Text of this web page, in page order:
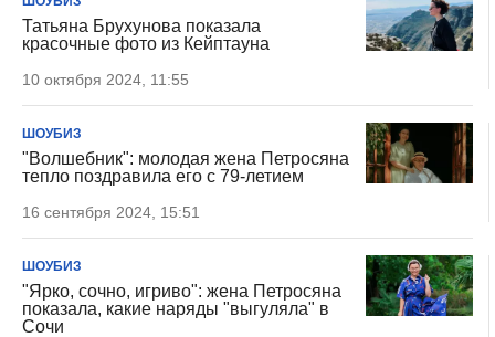
Татьяна Брухунова показала
красочные фото из Кейптауна
10 октября 2024, 11:55
ШОУБИЗ
"Волшебник": молодая жена Петросяна
тепло поздравила его с 79-летием
16 сентября 2024, 15:51
ШОУБИЗ
"Ярко, сочно, игриво": жена Петросяна
показала, какие наряды "выгуляла" в
Сочи